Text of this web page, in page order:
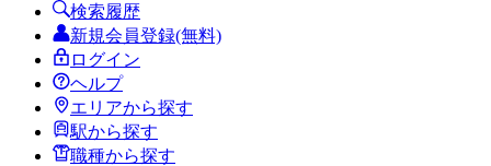
検索履歴
新規会員登録(無料)
ログイン
ヘルプ
エリアから探す
駅から探す
職種から探す